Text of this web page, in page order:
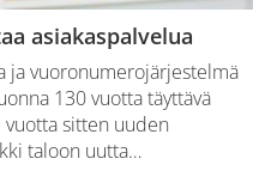
asiakaspalvelua
ja vuoronumerojärjestelmä
130 vuotta täyttävä
vuotta sitten uuden
taloon uutta…